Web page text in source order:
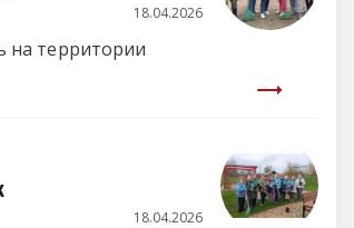
18.04.2026
на территории
18.04.2026